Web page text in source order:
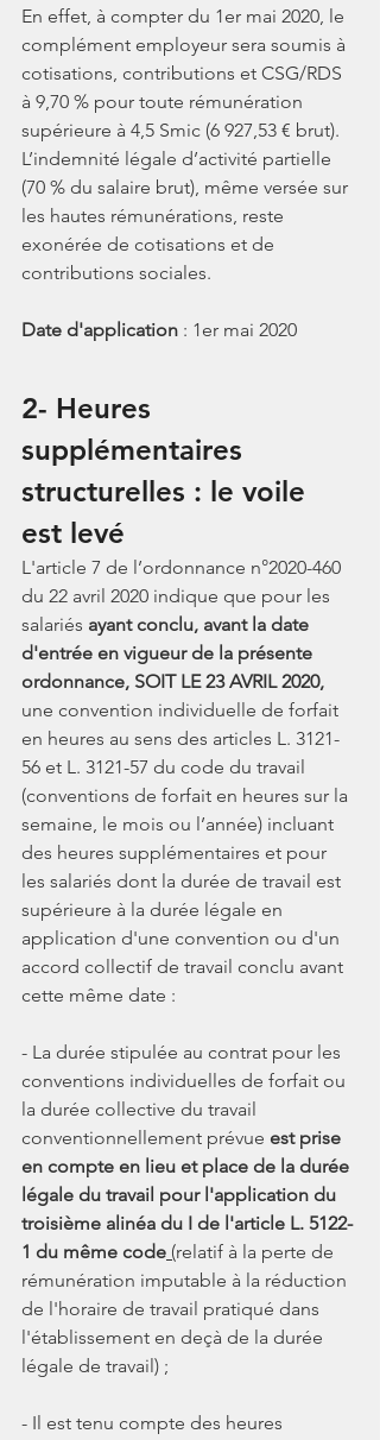
En effet, à compter du 1er mai 2020, le
complément employeur sera soumis à
cotisations, contributions et CSG/RDS
à 9,70 % pour toute rémunération
supérieure à 4,5 Smic (6 927,53 € brut).
L’indemnité légale d’activité partielle
(70 % du salaire brut), même versée sur
les hautes rémunérations, reste
exonérée de cotisations et de
contributions sociales.
Date d'application : 1er mai 2020
2- Heures
supplémentaires
structurelles : le voile
est levé
L'article 7 de l’ordonnance n°2020-460
du 22 avril 2020 indique que pour les
salariés ayant conclu, avant la date
d'entrée en vigueur de la présente
ordonnance, SOIT LE 23 AVRIL 2020,
une convention individuelle de forfait
en heures au sens des articles L. 3121-
56 et L. 3121-57 du code du travail
(conventions de forfait en heures sur la
semaine, le mois ou l’année) incluant
des heures supplémentaires et pour
les salariés dont la durée de travail est
supérieure à la durée légale en
application d'une convention ou d'un
accord collectif de travail conclu avant
cette même date :
- La durée stipulée au contrat pour les
conventions individuelles de forfait ou
la durée collective du travail
conventionnellement prévue est prise
en compte en lieu et place de la durée
légale du travail pour l'application du
troisième alinéa du I de l'article L. 5122-
1 du même code (relatif à la perte de
rémunération imputable à la réduction
de l'horaire de travail pratiqué dans
l'établissement en deçà de la durée
légale de travail) ;
- Il est tenu compte des heures